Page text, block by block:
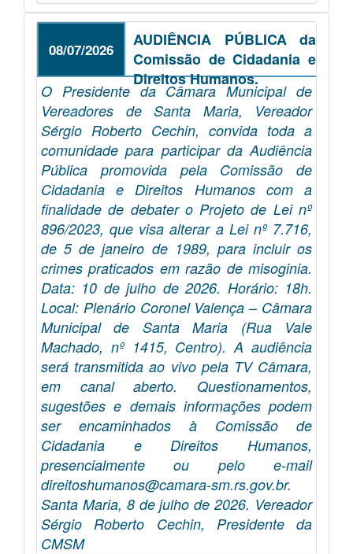
08/07/2026
AUDIÊNCIA PÚBLICA da
Comissão de Cidadania e
Direitos Humanos.
O Presidente da Câmara Municipal de
Vereadores de Santa Maria, Vereador
Sérgio Roberto Cechin, convida toda a
comunidade para participar da Audiência
Pública promovida pela Comissão de
Cidadania e Direitos Humanos com a
finalidade de debater o Projeto de Lei nº
896/2023, que visa alterar a Lei nº 7.716,
de 5 de janeiro de 1989, para incluir os
crimes praticados em razão de misoginia.
Data: 10 de julho de 2026. Horário: 18h.
Local: Plenário Coronel Valença – Câmara
Municipal de Santa Maria (Rua Vale
Machado, nº 1415, Centro). A audiência
será transmitida ao vivo pela TV Câmara,
em canal aberto. Questionamentos,
sugestões e demais informações podem
ser encaminhados à Comissão de
Cidadania e Direitos Humanos,
presencialmente ou pelo e-mail
direitoshumanos@camara-sm.rs.gov.br.
Santa Maria, 8 de julho de 2026. Vereador
Sérgio Roberto Cechin, Presidente da
CMSM